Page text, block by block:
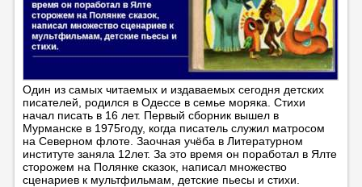
Один из самых читаемых и издаваемых сегодня детских
писателей, родился в Одессе в семье моряка. Стихи
начал писать в 16 лет. Первый сборник вышел в
Мурманске в 1975году, когда писатель служил матросом
на Северном флоте. Заочная учёба в Литературном
институте заняла 12лет. За это время он поработал в Ялте
сторожем на Полянке сказок, написал множество
сценариев к мультфильмам, детские пьесы и стихи.